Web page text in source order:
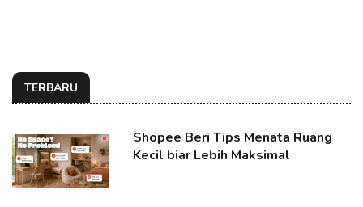
TERBARU
Shopee Beri Tips Menata Ruang
Kecil biar Lebih Maksimal